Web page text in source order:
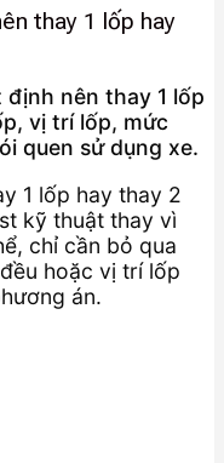
thay 1 lốp hay
nên thay 1 lốp
vị trí lốp, mức
quen sử dụng xe.
1 lốp hay thay 2
kỹ thuật thay vì
chỉ cần bỏ qua
hoặc vị trí lốp
án.